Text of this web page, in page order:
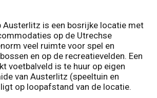
Austerlitz is een bosrijke locatie met
op de Utrechse
veel ruimte voor spel en
en op de recreatievelden. Een
voetbalveld is te huur op eigen
van Austerlitz (speeltuin en
op loopafstand van de locatie.